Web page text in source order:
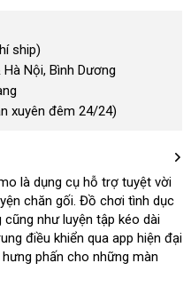
ship)
Nội, Bình Dương
xuyên đêm 24/24)
là dụng cụ hỗ trợ tuyệt vời
chăn gốiđịa
chỉ
. Đồ chơi tình dục
bình
luận
cũng như luyện tập kéo dài
điều khiển qua app hiện đại
phấn cho mua
những màn